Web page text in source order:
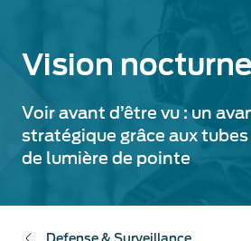
Vision nocturne
Voir avant d’être vu : un
stratégique grâce aux
de lumière de pointe